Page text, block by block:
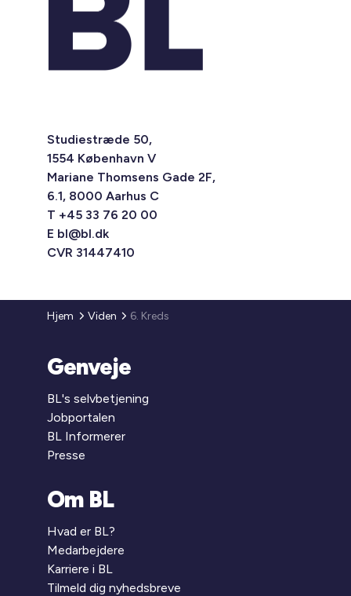
Studiestræde 50,
1554 København V
Mariane Thomsens Gade 2F,
6.1, 8000 Aarhus C
T +45 33 76 20 00
E bl@bl.dk
CVR 31447410
Hjem Viden 6. Kreds
Genveje
BL's selvbetjening
Jobportalen
BL Informerer
Presse
Om BL
Hvad er BL?
Medarbejdere
Karriere i BL
Tilmeld dig nyhedsbreve